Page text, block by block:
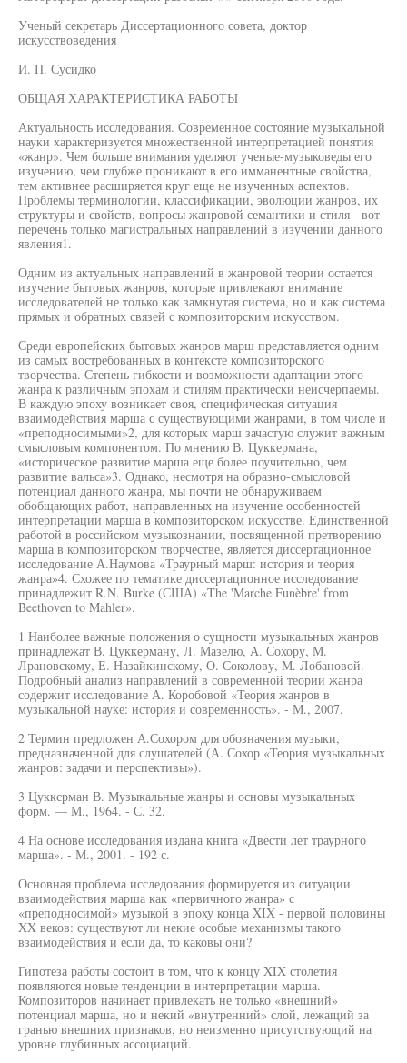
Ученый секретарь Диссертационного совета, доктор
искусствоведения
И. П. Сусидко
ОБЩАЯ ХАРАКТЕРИСТИКА РАБОТЫ
Актуальность исследования. Современное состояние музыкальной
науки характеризуется множественной интерпретацией понятия
«жанр». Чем больше внимания уделяют ученые-музыковеды его
изучению, чем глубже проникают в его имманентные свойства,
тем активнее расширяется круг еще не изученных аспектов.
Проблемы терминологии, классификации, эволюции жанров, их
структуры и свойств, вопросы жанровой семантики и стиля - вот
перечень только магистральных направлений в изучении данного
явления1.
Одним из актуальных направлений в жанровой теории остается
изучение бытовых жанров, которые привлекают внимание
исследователей не только как замкнутая система, но и как система
прямых и обратных связей с композиторским искусством.
Среди европейских бытовых жанров марш представляется одним
из самых востребованных в контексте композиторского
творчества. Степень гибкости и возможности адаптации этого
жанра к различным эпохам и стилям практически неисчерпаемы.
В каждую эпоху возникает своя, специфическая ситуация
взаимодействия марша с существующими жанрами, в том числе и
«преподносимыми»2, для которых марш зачастую служит важным
смысловым компонентом. По мнению В. Цуккермана,
«историческое развитие марша еще более поучительно, чем
развитие вальса»3. Однако, несмотря на образно-смысловой
потенциал данного жанра, мы почти не обнаруживаем
обобщающих работ, направленных на изучение особенностей
интерпретации марша в композиторском искусстве. Единственной
работой в российском музыкознании, посвященной претворению
марша в композиторском творчестве, является диссертационное
исследование А.Наумова «Траурный марш: история и теория
жанра»4. Схожее по тематике диссертационное исследование
принадлежит R.N. Burke (США) «The 'Marche Funèbre' from
Beethoven to Mahler».
1 Наиболее важные положения о сущности музыкальных жанров
принадлежат В. Цуккерману, Л. Мазелю, А. Сохору, М.
Лрановскому, Е. Назайкинскому, О. Соколову, М. Лобановой.
Подробный анализ направлений в современной теории жанра
содержит исследование А. Коробовой «Теория жанров в
музыкальной науке: история и современность». - М., 2007.
2 Термин предложен А.Сохором для обозначения музыки,
предназначенной для слушателей (А. Сохор «Теория музыкальных
жанров: задачи и перспективы»).
3 Цукксрман В. Музыкальные жанры и основы музыкальных
форм. — М., 1964. - С. 32.
4 На основе исследования издана книга «Двести лет траурного
марша». - М., 2001. - 192 с.
Основная проблема исследования формируется из ситуации
взаимодействия марша как «первичного жанра» с
«преподносимой» музыкой в эпоху конца XIX - первой половины
XX веков: существуют ли некие особые механизмы такого
взаимодействия и если да, то каковы они?
Гипотеза работы состоит в том, что к концу XIX столетия
появляются новые тенденции в интерпретации марша.
Композиторов начинает привлекать не только «внешний»
потенциал марша, но и некий «внутренний» слой, лежащий за
гранью внешних признаков, но неизменно присутствующий на
уровне глубинных ассоциаций.